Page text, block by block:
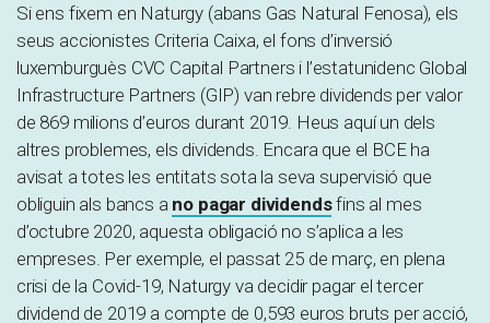
Si ens fixem en Naturgy (abans Gas Natural Fenosa), els
seus accionistes Criteria Caixa, el fons d’inversió
luxemburguès CVC Capital Partners i l’estatunidenc Global
Infrastructure Partners (GIP) van rebre dividends per valor
de 869 milions d’euros durant 2019. Heus aquí un dels
altres problemes, els dividends. Encara que el BCE ha
avisat a totes les entitats sota la seva supervisió que
obliguin als bancs a no pagar dividendsfins al mes
d’octubre 2020, aquesta obligació no s’aplica a les
empreses. Per exemple, el passat 25 de març, en plena
crisi de la Covid-19, Naturgy va decidir pagar el tercer
dividend de 2019 a compte de 0,593 euros bruts per acció,